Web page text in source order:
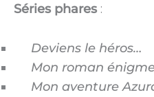
Séries phares:
Deviens le héros…
Mon roman
Mon aventure